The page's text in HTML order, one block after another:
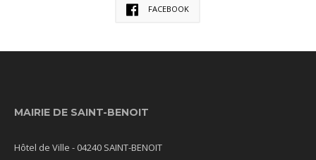
FACEBOOK
MAIRIE DE SAINT-BENOIT
Hôtel de Ville - 04240 SAINT-BENOIT